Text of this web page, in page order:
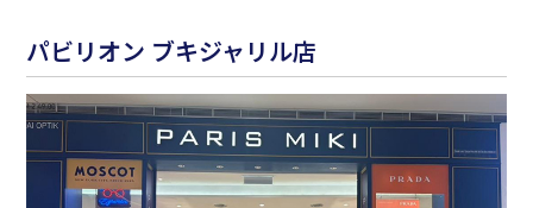
パビリオン ブキジャリル店